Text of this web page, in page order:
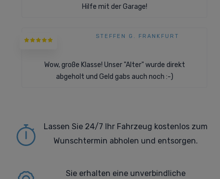
Hilfe mit der Garage!
STEFFEN G. FRANKFURT
Wow, große Klasse! Unser "Alter" wurde direkt
abgeholt und Geld gabs auch noch :-)
Lassen Sie 24/7 Ihr Fahrzeug kostenlos zum
Wunschtermin abholen und entsorgen.
Sie erhalten eine unverbindliche